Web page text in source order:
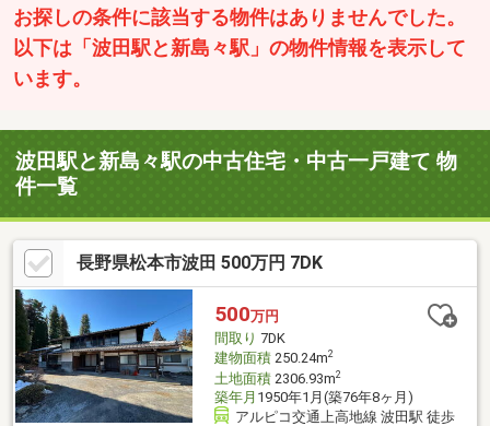
お探しの条件に該当する物件はありませんでした。
以下は「波田駅と新島々駅」の物件情報を表示して
います。
波田駅と新島々駅の中古住宅・中古一戸建て 物
件一覧
長野県松本市波田 500万円 7DK
500万円
間取り 7DK
建物面積250.24m2
土地面積2306.93m2
築年月 1950年1月(築76年8ヶ月)
アルピコ交通上高地線 波田駅 徒歩